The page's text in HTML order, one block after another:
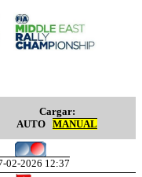
Cargar:
AUTO MANUAL
02-2026 12:37